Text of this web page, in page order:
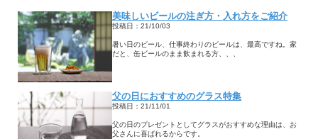
美味しいビールの注ぎ方・入れ方をご紹介
投稿日：21/10/03
暑い日のビール、仕事終わりのビールは、最高ですね。家
だと、缶ビールのまま飲まれる方、、、
父の日におすすめのグラス特集
投稿日：21/11/01
父の日のプレゼントとしてグラスがおすすめな理由は、お
父さんに喜ばれるからです。